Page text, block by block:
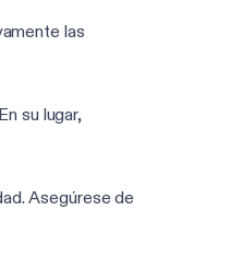
las
su lugar,
Asegúrese de